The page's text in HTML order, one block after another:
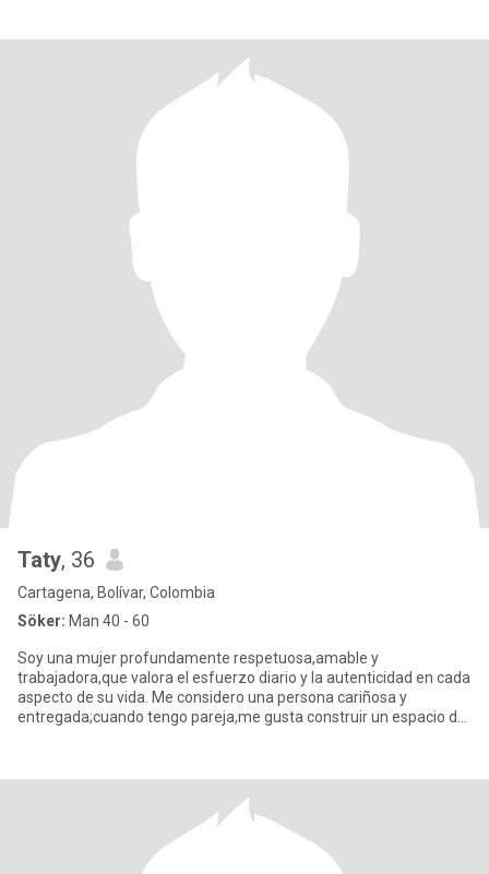
Taty, 36
Cartagena, Bolívar, Colombia
Söker: Man 40 - 60
Soy una mujer profundamente respetuosa,amable y
trabajadora,que valora el esfuerzo diario y la autenticidad en cada
aspecto de su vida. Me considero una persona cariñosa y
entregada;cuando tengo pareja,me gusta construir un espacio de